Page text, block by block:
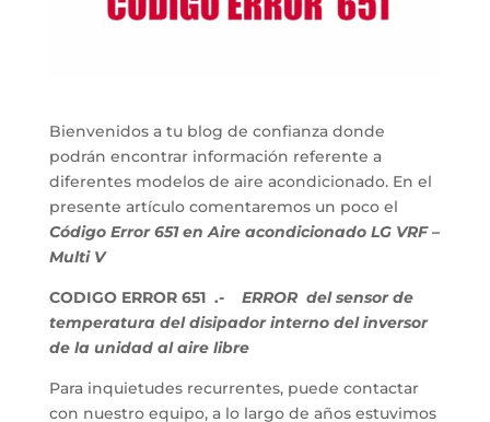
Bienvenidos a tu blog de confianza donde
podrán encontrar información referente a
diferentes modelos de aire acondicionado. En el
presente artículo comentaremos un poco el
Código Error 651 en Aire acondicionado LG VRF –
Multi V
CODIGO ERROR 651 .-
ERROR del sensor de
temperatura del disipador interno del inversor
de la unidad al aire libre
Para inquietudes recurrentes, puede contactar
con nuestro equipo, a lo largo de años estuvimos